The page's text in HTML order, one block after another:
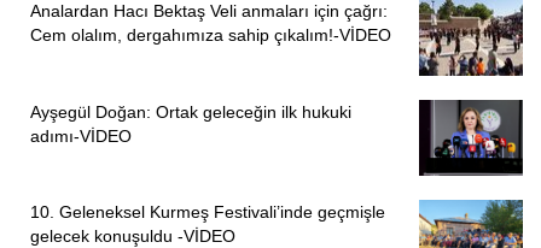
Analardan Hacı Bektaş Veli anmaları için çağrı:
Cem olalım, dergahımıza sahip çıkalım!-VİDEO
Ayşegül Doğan: Ortak geleceğin ilk hukuki
adımı-VİDEO
10. Geleneksel Kurmeş Festivali’inde geçmişle
gelecek konuşuldu -VİDEO